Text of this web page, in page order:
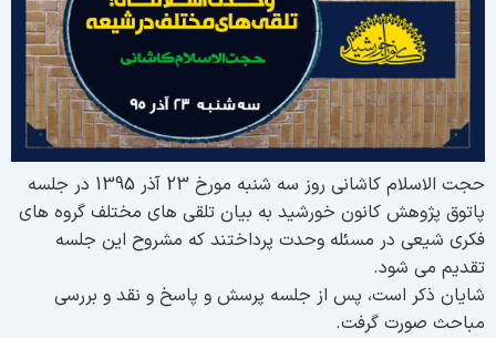
حجت الاسلام کاشانی روز سه شنبه مورخ 23 آذر 1395 در جلسه
پژوهش کانون خورشید به بیان تلقی های مختلف گروه های
شیعی در مسئله وحدت پرداختند که مشروح این جلسه
می شود.
ذکر است، پس از جلسه پرسش و پاسخ و نقد و بررسی
صورت گرفت.